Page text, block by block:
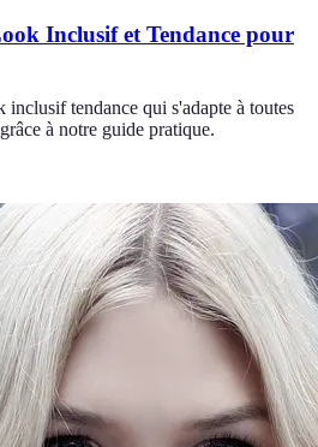
Inclusif et Tendance pour
tendance qui s'adapte à toutes
à notre guide pratique.